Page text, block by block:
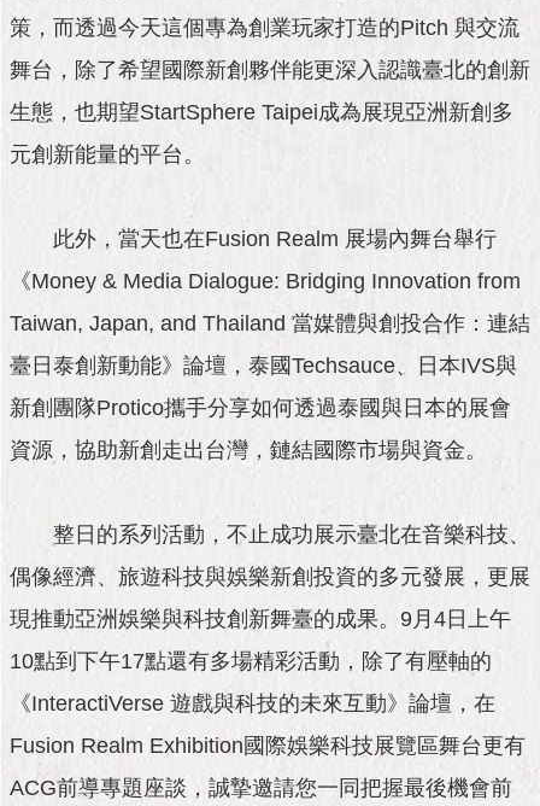
陳
系
與
專
區
臺
北
旅
遊
網
站
資
料
放
告
策，而透過今天這個專為創業玩家打造的Pitch 與交流
舞台，除了希望國際新創夥伴能更深入認識臺北的創新
生態，也期望StartSphere Taipei成為展現亞洲新創多
元創新能量的平台。
此外，當天也在Fusion Realm 展場內舞台舉行
《Money & Media Dialogue: Bridging Innovation from
Taiwan, Japan, and Thailand 當媒體與創投合作：連結
臺日泰創新動能》論壇，泰國Techsauce、日本IVS與
新創團隊Protico攜手分享如何透過泰國與日本的展會
資源，協助新創走出台灣，鏈結國際市場與資金。
整日的系列活動，不止成功展示臺北在音樂科技、
偶像經濟、旅遊科技與娛樂新創投資的多元發展，更展
現推動亞洲娛樂與科技創新舞臺的成果。9月4日上午
10點到下午17點還有多場精彩活動，除了有壓軸的
《InteractiVerse 遊戲與科技的未來互動》論壇，在
Fusion Realm Exhibition國際娛樂科技展覽區舞台更有
ACG前導專題座談，誠摯邀請您一同把握最後機會前